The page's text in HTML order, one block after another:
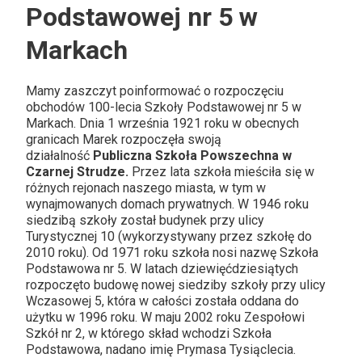
Podstawowej nr 5 w
Markach
Mamy zaszczyt poinformować o rozpoczęciu
obchodów 100-lecia Szkoły Podstawowej nr 5 w
Markach. Dnia 1 września 1921 roku w obecnych
granicach Marek rozpoczęła swoją
działalność Publiczna Szkoła Powszechna w
Czarnej Strudze. Przez lata szkoła mieściła się w
różnych rejonach naszego miasta, w tym w
wynajmowanych domach prywatnych. W 1946 roku
siedzibą szkoły został budynek przy ulicy
Turystycznej 10 (wykorzystywany przez szkołę do
2010 roku). Od 1971 roku szkoła nosi nazwę Szkoła
Podstawowa nr 5. W latach dziewięćdziesiątych
rozpoczęto budowę nowej siedziby szkoły przy ulicy
Wczasowej 5, która w całości została oddana do
użytku w 1996 roku. W maju 2002 roku Zespołowi
Szkół nr 2, w którego skład wchodzi Szkoła
Podstawowa, nadano imię Prymasa Tysiąclecia.